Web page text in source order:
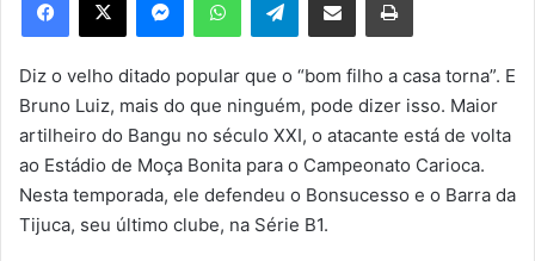
m
e
-
m
a
l
Diz o velho ditado popular que o “bom filho a casa torna”. E
Bruno Luiz, mais do que ninguém, pode dizer isso. Maior
artilheiro do Bangu no século XXI, o atacante está de volta
ao Estádio de Moça Bonita para o Campeonato Carioca.
Nesta temporada, ele defendeu o Bonsucesso e o Barra da
Tijuca, seu último clube, na Série B1.